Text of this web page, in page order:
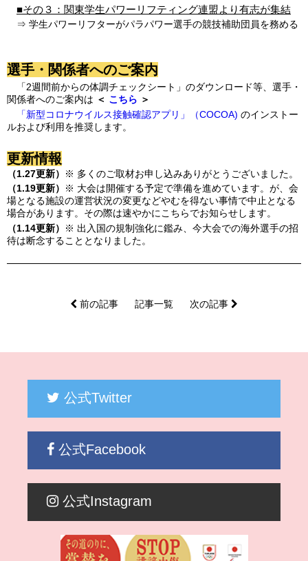
■その３：関東学生パワーリフティング連盟より有志が集結
⇒ 学生パワーリフターがパラパワー選手の競技補助団員を務める
選手・関係者へのご案内
「2週間前からの体調チェックシート」のダウンロード等、選手・
関係者へのご案内は ＜ こちら ＞
「新型コロナウイルス接触確認アプリ」（COCOA) のインストー
ルおよび利用を推奨します。
更新情報
（1.27更新）
※ 多くのご取材お申し込みありがとうございました。
（1.19更新）
※ 大会は開催する予定で準備を進めています。が、 会
場となる施設の運営状況の変更などやむを得ない事情で中止となる
場合があります。その際は速やかにこちらでお知らせします。
（1.14更新）
※ 出入国の規制強化に鑑み、今大会での海外選手の招
待は断念することとなりました。
前の記事 記事一覧 次の記事
公式Twitter
公式Facebook
公式Instagram